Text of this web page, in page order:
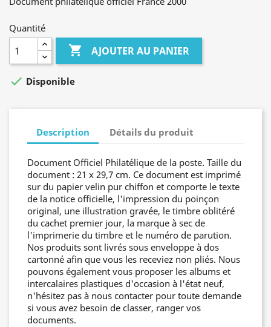
Quantité
 AJOUTER AU PANIER
 Disponible
Description Détails du produit
Document Officiel Philatélique de la poste. Taille du
document : 21 x 29,7 cm. Ce document est imprimé
sur du papier velin pur chiffon et comporte le texte
de la notice officielle, l'impression du poinçon
original, une illustration gravée, le timbre oblitéré
du cachet premier jour, la marque à sec de
l'imprimerie du timbre et le numéro de parution.
Nos produits sont livrés sous enveloppe à dos
cartonné afin que vous les receviez non pliés. Nous
pouvons également vous proposer les albums et
intercalaires plastiques d'occasion à l'état neuf,
n'hésitez pas à nous contacter pour toute demande
si vous avez besoin de classer, ranger vos
documents.